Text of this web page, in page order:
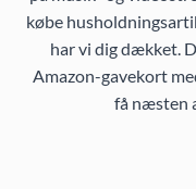
købe
har vi dig dækket.
Amazon-gavekort
få næsten